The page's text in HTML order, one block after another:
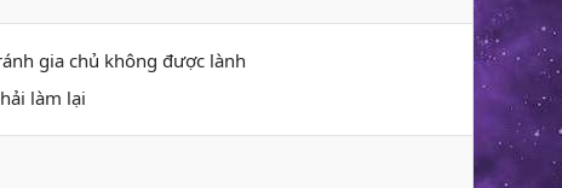
gia chủ không được lành
làm lại